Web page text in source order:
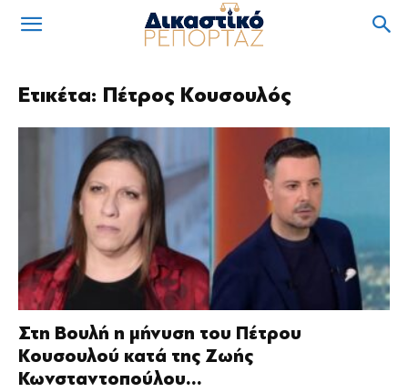
Ετικέτα: Πέτρος Κουσουλός
Στη Βουλή η μήνυση του Πέτρου
Κουσουλού κατά της Ζωής
Κωνσταντοπούλου...